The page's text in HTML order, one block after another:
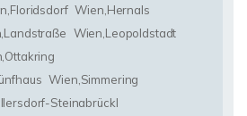
Wien,Hernals
Wien,Leopoldstadt
Wien,Simmering
Steinabrückl